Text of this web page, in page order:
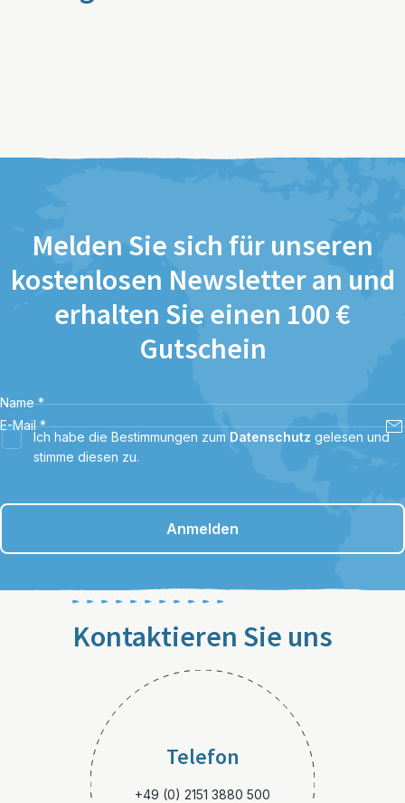
Melden Sie sich für unseren
kostenlosen Newsletter an und
erhalten Sie einen 100 €
Gutschein
Name *
E-Mail *
Ich habe die Bestimmungen zum Datenschutz gelesen und
stimme diesen zu.
Anmelden
Kontaktieren Sie uns
Telefon
+49 (0) 2151 3880 500